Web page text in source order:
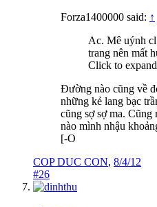
Forza1400000 said: ↑
Ac. Mê uýnh cl
trang nên mất
Click to
Đường nào cũng về
những kẻ lang bạc
cũng sợ sợ ma. Cũng
nào mình nhậu
[-O
COP DUC CON, 8/4/12
#26